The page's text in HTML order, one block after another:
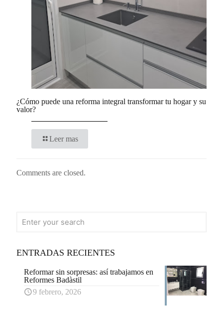
¿Cómo puede una reforma integral transformar tu hogar y su
valor?
Leer mas
Comments are closed.
ENTRADAS RECIENTES
Reformar sin sorpresas: así trabajamos en
Reformes Badàstil
9 febrero, 2026